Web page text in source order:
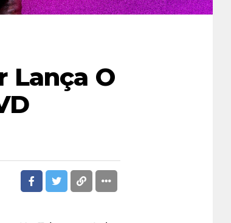
Lança O